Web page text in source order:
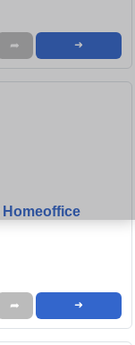
➦ ➜
Homeoffice
➦ ➜